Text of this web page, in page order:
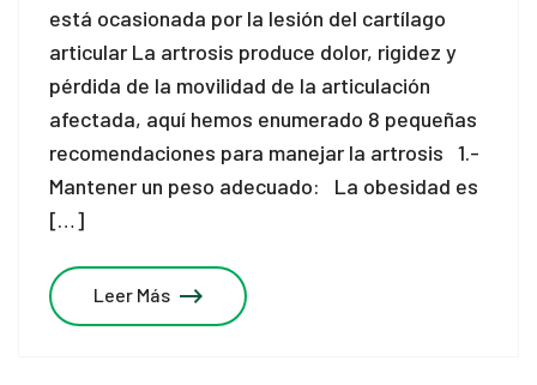
está ocasionada por la lesión del cartílago
articular La artrosis produce dolor, rigidez y
pérdida de la movilidad de la articulación
afectada, aquí hemos enumerado 8 pequeñas
recomendaciones para manejar la artrosis 1.-
Mantener un peso adecuado: La obesidad es
[…]
Leer Más